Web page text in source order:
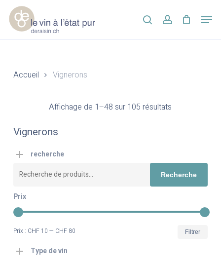
Skip
main
content
searchaccount
Vignerons
Affichage de 1–48 sur 105 résultats
Accueil Vignerons
recherche
Recherche
pour :
Recherche
Prix
Filtrer
Prix : CHF 10 — CHF 80
Type de vin
Menu